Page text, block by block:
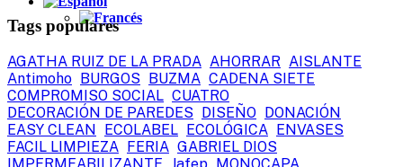
Tags populares
AGATHA RUIZ DE LA PRADA AHORRAR AISLANTE
Antimoho BURGOS BUZMA CADENA SIETE
COMPROMISO SOCIAL CUATRO
DECORACIÓN DE PAREDES DISEÑO DONACIÓN
EASY CLEAN ECOLABEL ECOLÓGICA ENVASES
FACIL LIMPIEZA FERIA GABRIEL DIOS
IMPERMEABILIZANTE Jafep MONOCAPA